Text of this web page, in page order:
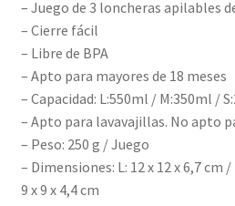
– Juego de 3 loncheras apilables
– Cierre fácil
– Libre de BPA
– Apto para mayores de 18 meses
– Capacidad: L:550ml / M:350ml /
– Apto para lavavajillas. No apto
– Peso: 250 g / Juego
– Dimensiones: L: 12 x 12 x 6,7 cm /
9 x 9 x 4,4 cm